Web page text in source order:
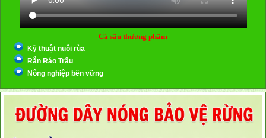
Cá sấu thương phẩm
Kỹ thuật nuôi rùa
Rắn Ráo Trâu
Nông nghiệp bền vững